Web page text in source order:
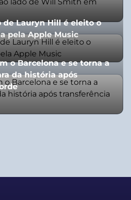
de Lauryn Hill é eleito o
pela Apple Music
o Barcelona e se torna a
da história após